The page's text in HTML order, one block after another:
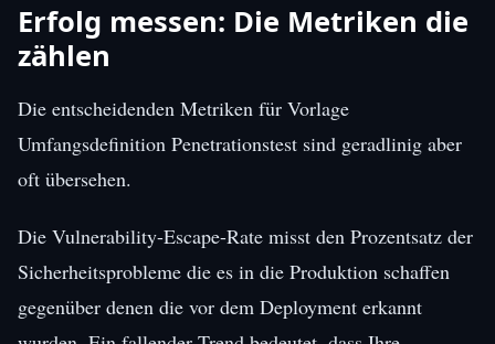
Erfolg messen: Die Metriken die
zählen
Die entscheidenden Metriken für Vorlage
Umfangsdefinition Penetrationstest sind geradlinig aber
oft übersehen.
Die Vulnerability-Escape-Rate misst den Prozentsatz der
Sicherheitsprobleme die es in die Produktion schaffen
gegenüber denen die vor dem Deployment erkannt